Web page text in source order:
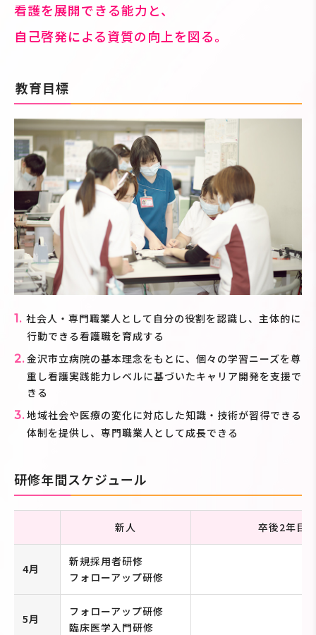
看護を展開できる能力と、
自己啓発による資質の向上を図る。
教育目標
社会人・専門職業人として自分の役割を認識し、主体的に
行動できる看護職を育成する
金沢市立病院の基本理念をもとに、個々の学習ニーズを尊
重し看護実践能力レベルに基づいたキャリア開発を支援で
きる
地域社会や医療の変化に対応した知識・技術が習得できる
体制を提供し、専門職業人として成長できる
研修年間スケジュール
新人 卒後2年目
4月
新規採用者研修
フォローアップ研修
5月
フォローアップ研修
臨床医学入門研修